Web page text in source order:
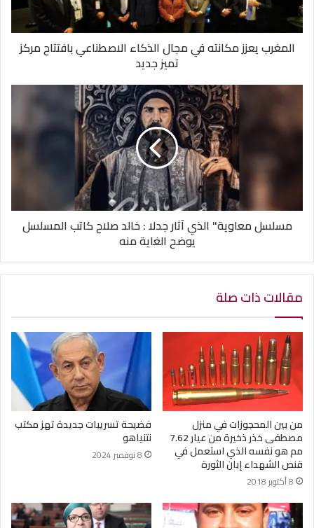
المغرب يعزز مكانته في مجال الذكاء الاصطناعي بافتتاح مركز
تميز جديد
مسلسل معاوية" الذي آثار جدلا : خالد صلاح كاتب المسلسل
يوضح الغاية منه
مقالات ذات صلة
من بين المحجوزات في منزل
مصطفى خذر ذخيرة من عيار 7.62
مم هو نفسه الذي استعمل في
قنص الشهداء إبان الثورة
8 أكتوبر 2018
فضيحة تسريبات جديدة تهز مكتب
نتنياهو
8 نوفمبر 2024